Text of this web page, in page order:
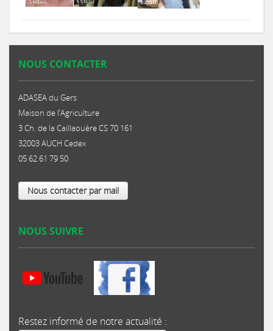
NOUS CONTACTER
ADASEA du Gers
Maison de l’Agriculture
3 Ch. de la Caillaouère CS 70 161
32003 AUCH Cedex
05 62 61 79 50
Nous contacter par mail
NOUS SUIVRE
Restez informé de notre actualité :